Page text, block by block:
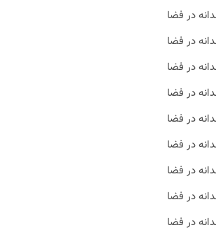
نکات و ترفندها
دکوراسیون داخلی و
چیدمان خانه (جدیدترین
ایده‌ها و عکس‌ها)